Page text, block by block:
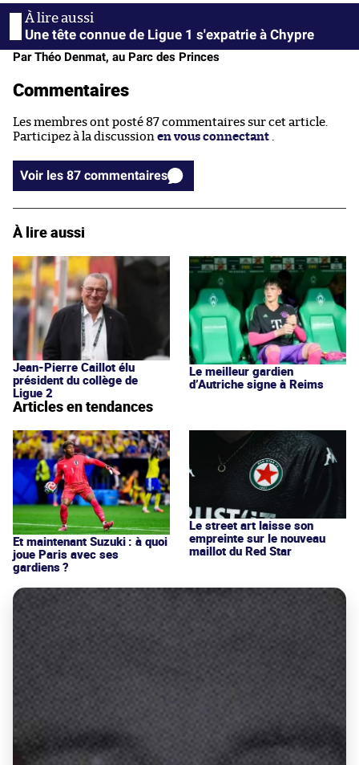
Une tête connue de Ligue 1 s'expatrie à Chypre
Par Théo Denmat, au Parc des Princes
Commentaires
Les membres ont posté 87 commentaires sur cet article.
Participez à la discussion en vous connectant .
Voir les 87 commentaires
À lire aussi
Jean-Pierre Caillot élu
président du collège de
Ligue 2
Le meilleur gardien
d’Autriche signe à Reims
Articles en tendances
Et maintenant Suzuki : à quoi
joue Paris avec ses
gardiens ?
Le street art laisse son
empreinte sur le nouveau
maillot du Red Star